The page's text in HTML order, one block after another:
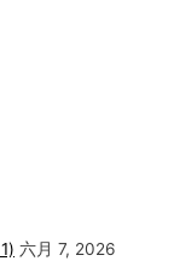
六月 7, 2026